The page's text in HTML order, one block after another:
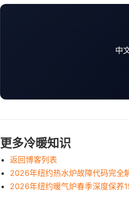
中
更多冷暖知识
返回博客列表
2026年纽约热水炉故障代码完全
2026年纽约暖气炉春季深度保养